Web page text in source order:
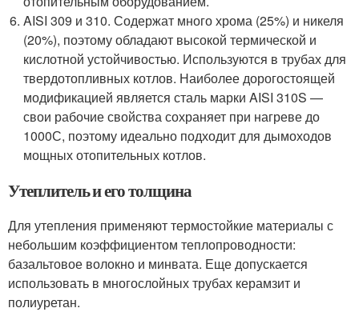
AISI 309 и 310. Содержат много хрома (25%) и никеля
(20%), поэтому обладают высокой термической и
кислотной устойчивостью. Используются в трубах для
твердотопливных котлов. Наиболее дорогостоящей
модификацией является сталь марки AISI 310S —
свои рабочие свойства сохраняет при нагреве до
1000С, поэтому идеально подходит для дымоходов
мощных отопительных котлов.
Утеплитель и его толщина
Для утепления применяют термостойкие материалы с
небольшим коэффициентом теплопроводности:
базальтовое волокно и минвата. Еще допускается
использовать в многослойных трубах керамзит и
полиуретан.